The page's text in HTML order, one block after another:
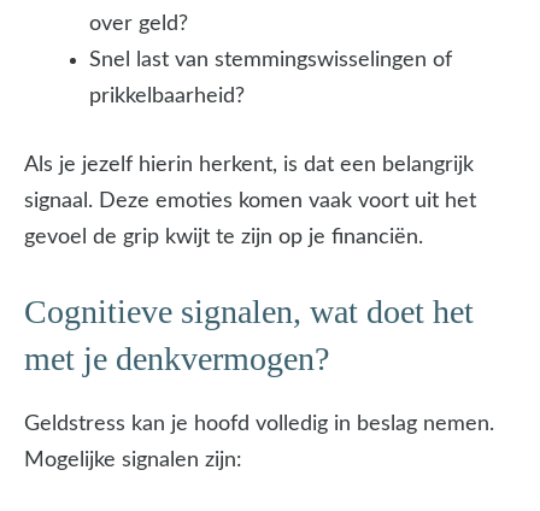
over geld?
Snel last van stemmingswisselingen of
prikkelbaarheid?
Als je jezelf hierin herkent, is dat een belangrijk
signaal. Deze emoties komen vaak voort uit het
gevoel de grip kwijt te zijn op je financiën.
Cognitieve signalen, wat doet het
met je denkvermogen?
Geldstress kan je hoofd volledig in beslag nemen.
Mogelijke signalen zijn: